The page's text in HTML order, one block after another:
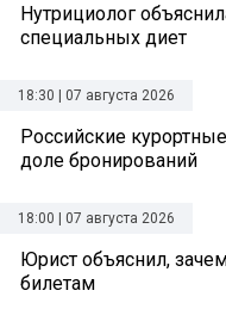
Нутрициолог
специальных диет
18:30 | 07 августа 2026
Российские
доле бронирований
18:00 | 07 августа 2026
Юрист объяснил,
билетам